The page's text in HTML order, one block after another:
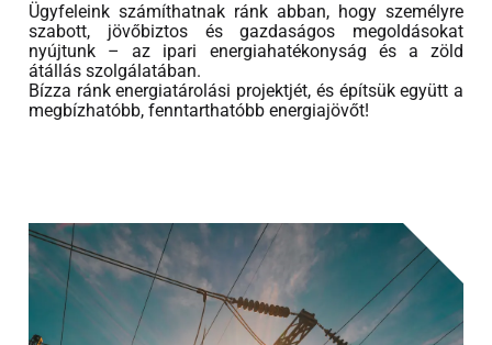
Ügyfeleink számíthatnak ránk abban, hogy személyre
szabott, jövőbiztos és gazdaságos megoldásokat
nyújtunk – az ipari energiahatékonyság és a zöld
átállás szolgálatában.
Bízza ránk energiatárolási projektjét, és építsük együtt a
megbízhatóbb, fenntarthatóbb energiajövőt!